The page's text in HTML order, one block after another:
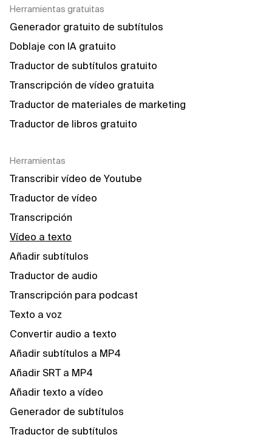
Herramientas gratuitas
Generador gratuito de subtítulos
Doblaje con IA gratuito
Traductor de subtítulos gratuito
Transcripción de vídeo gratuita
Traductor de materiales de marketing
Traductor de libros gratuito
Herramientas
Transcribir vídeo de Youtube
Traductor de vídeo
Transcripción
Vídeo a texto
Añadir subtítulos
Traductor de audio
Transcripción para podcast
Texto a voz
Convertir audio a texto
Añadir subtítulos a MP4
Añadir SRT a MP4
Añadir texto a vídeo
Generador de subtítulos
Traductor de subtítulos